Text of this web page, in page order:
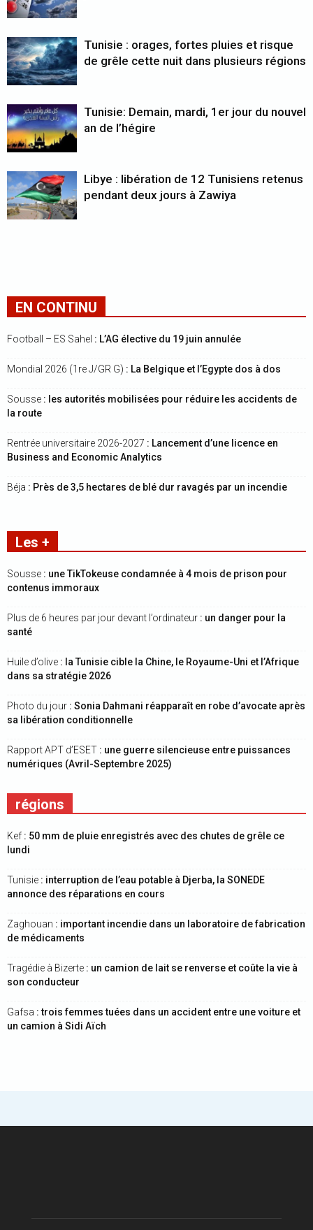
Tunisie : orages, fortes pluies et risque
de grêle cette nuit dans plusieurs régions
Tunisie: Demain, mardi, 1er jour du nouvel
an de l’hégire
Libye : libération de 12 Tunisiens retenus
pendant deux jours à Zawiya
EN CONTINU
Football – ES Sahel : L’AG élective du 19 juin annulée
Mondial 2026 (1re J/GR G) : La Belgique et l’Egypte dos à dos
Sousse : les autorités mobilisées pour réduire les accidents de
la route
Rentrée universitaire 2026-2027 : Lancement d’une licence en
Business and Economic Analytics
Béja : Près de 3,5 hectares de blé dur ravagés par un incendie
Les +
Sousse : une TikTokeuse condamnée à 4 mois de prison pour
contenus immoraux
Plus de 6 heures par jour devant l’ordinateur : un danger pour la
santé
Huile d’olive : la Tunisie cible la Chine, le Royaume-Uni et l’Afrique
dans sa stratégie 2026
Photo du jour : Sonia Dahmani réapparaît en robe d’avocate après
sa libération conditionnelle
Rapport APT d’ESET : une guerre silencieuse entre puissances
numériques (Avril-Septembre 2025)
régions
Kef : 50 mm de pluie enregistrés avec des chutes de grêle ce
lundi
Tunisie : interruption de l’eau potable à Djerba, la SONEDE
annonce des réparations en cours
Zaghouan : important incendie dans un laboratoire de fabrication
de médicaments
Tragédie à Bizerte : un camion de lait se renverse et coûte la vie à
son conducteur
Gafsa : trois femmes tuées dans un accident entre une voiture et
un camion à Sidi Aïch